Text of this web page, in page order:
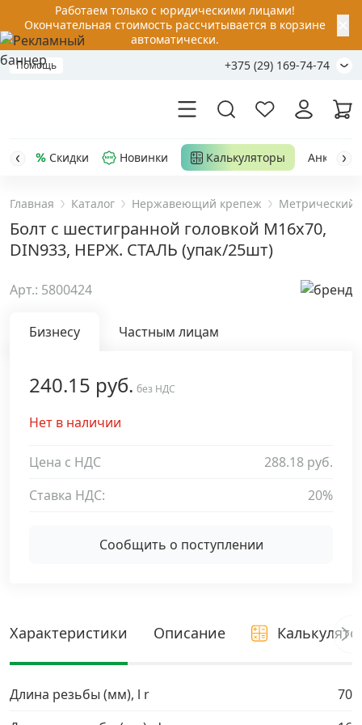
Работаем только с юридическими лицами!
Окончательная стоимость рассчитывается в корзине
автоматически.
Помощь +375 (29) 169-74-74
Акции
Распродажа
Уценка
Анкерная техника
Дюбельная техника
Хомуты и шуруп-шпильки
Скидки Новинки Калькуляторы Анкер-
Главная Каталог Нержавеющий крепеж Метрический
Болт с шестигранной головкой M16х70,
DIN933, НЕРЖ. СТАЛЬ (упак/25шт)
Арт.: 5800424
Бизнесу Частным лицам
240.15 руб. без НДС
Нет в наличии
Цена с НДС
288.18 руб.
Ставка НДС:
20%
Сообщить о поступлении
Характеристики Описание
Длина резьбы (мм), l r
70